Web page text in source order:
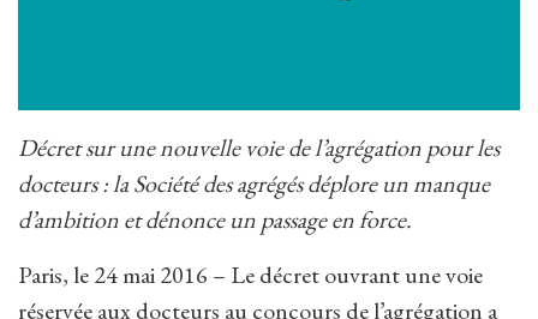
Décret sur une nouvelle voie de l’agrégation pour les
docteurs : la Société des agrégés déplore un manque
d’ambition et dénonce un passage en force.
Paris, le 24 mai 2016 – Le décret ouvrant une voie
réservée aux docteurs au concours de l’agrégation a